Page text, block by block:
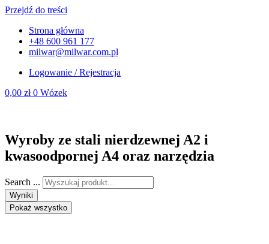
Przejdź do treści
Strona główna
+48 600 961 177
milwar@milwar.com.pl
Logowanie / Rejestracja
0,00 zł 0 Wózek
Wyroby ze stali nierdzewnej A2 i
kwasoodpornej A4 oraz narzędzia
Search ...
Wyniki
Pokaż wszystko